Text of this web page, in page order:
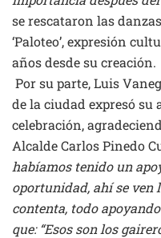
se rescataron las
‘Paloteo’, expresión
años desde su creación.
Por su parte, Luis
de la ciudad expresó su
celebración,
Alcalde Carlos Pinedo
habíamos tenido un
oportunidad, ahí se ven
contenta, todo
que: “Esos son los